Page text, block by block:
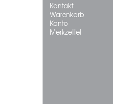
Kontakt
Warenkorb
Konto
Merkzettel